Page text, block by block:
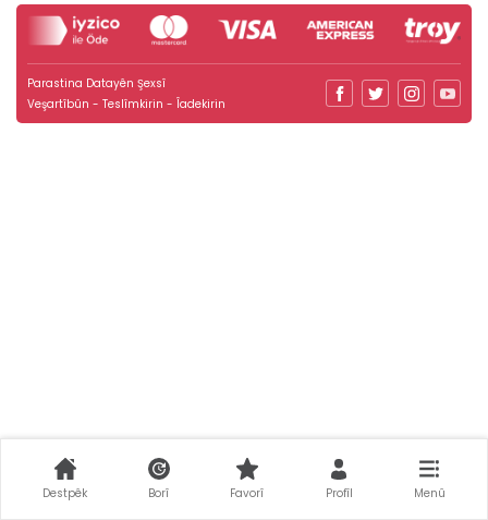
Parastina Datayên Şexsî
Veşartîbûn - Teslîmkirin - Îadekirin
Destpêk Borî Favorî Profîl Menû